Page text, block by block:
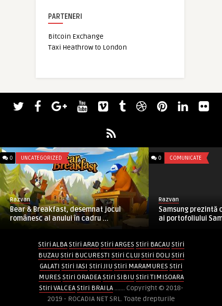
PARTENERI
Bitcoin Exchange
Taxi Heathrow to London
0 UNCATEGORIZED
Razvan
Bear & Breakfast, desemnat jocul
românesc al anului în cadru ...
0 COMUNICATE
Razvan
Samsung prezintă
ai portofoliului
Stiri ALBA Stiri ARAD Stiri ARGES Stiri BACAU Stiri
BUZAU Stiri BUCURESTI Stiri CLUJ Stiri DOLJ Stiri
GALATI Stiri IASI Stiri JIU Stiri MARAMURES Stiri
MURES Stiri ORADEA Stiri SIBIU Stiri TIMISOARA
Stiri VALCEA Stiri BRAILA....... Copyright © 2018-
2019 - ROCADIA NET SRL. Toate drepturile